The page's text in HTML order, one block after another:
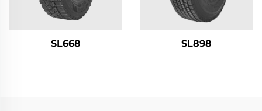
SL668 SL898